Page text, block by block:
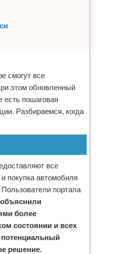
смогут все
этом обновленный
есть пошаговая
Разбираемся, когда
все
покупка автомобиля
портала
более
состоянии и всех
решение.